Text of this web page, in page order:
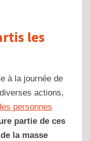
les
à la journée de
actions,
personnes
partie de ces
la masse